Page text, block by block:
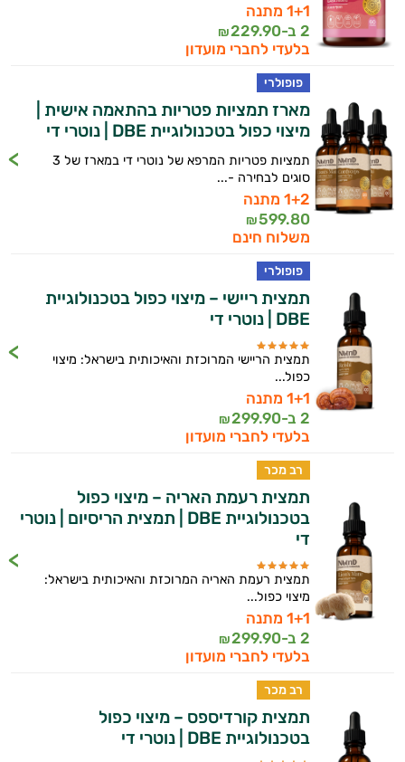
1+1 מתנה
2 ב-
229.90
₪
בלעדי לחברי מועדון
פופולרי
מארז תמציות פטריות בהתאמה אישית |
מיצוי כפול בטכנולוגיית DBE | נוטרי די
תמציות פטריות המרפא של נוטרי די במארז של 3
סוגים לבחירה -...
1+2 מתנה
599.80
₪
משלוח חינם
פופולרי
תמצית ריישי – מיצוי כפול בטכנולוגיית
DBE | נוטרי די
תמצית הריישי המרוכזת והאיכותית בישראל: מיצוי
כפול...
1+1 מתנה
2 ב-
299.90
₪
בלעדי לחברי מועדון
רב מכר
תמצית רעמת האריה – מיצוי כפול
בטכנולוגיית DBE | תמצית הריסיום | נוטרי
די
תמצית רעמת האריה המרוכזת והאיכותית בישראל:
מיצוי כפול...
1+1 מתנה
2 ב-
299.90
₪
בלעדי לחברי מועדון
רב מכר
תמצית קורדיספס – מיצוי כפול
בטכנולוגיית DBE | נוטרי די